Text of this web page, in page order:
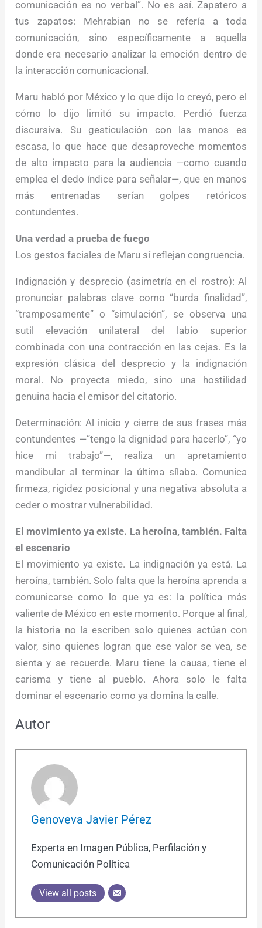
comunicación es no verbal”. No es así. Zapatero a
tus zapatos: Mehrabian no se refería a toda
comunicación, sino específicamente a aquella
donde era necesario analizar la emoción dentro de
la interacción comunicacional.
Maru habló por México y lo que dijo lo creyó, pero el
cómo lo dijo limitó su impacto. Perdió fuerza
discursiva. Su gesticulación con las manos es
escasa, lo que hace que desaproveche momentos
de alto impacto para la audiencia —como cuando
emplea el dedo índice para señalar—, que en manos
más entrenadas serían golpes retóricos
contundentes.
Una verdad a prueba de fuego
Los gestos faciales de Maru sí reflejan congruencia.
Indignación y desprecio (asimetría en el rostro): Al
pronunciar palabras clave como “burda finalidad”,
“tramposamente” o “simulación”, se observa una
sutil elevación unilateral del labio superior
combinada con una contracción en las cejas. Es la
expresión clásica del desprecio y la indignación
moral. No proyecta miedo, sino una hostilidad
genuina hacia el emisor del citatorio.
Determinación: Al inicio y cierre de sus frases más
contundentes —”tengo la dignidad para hacerlo”, “yo
hice mi trabajo”—, realiza un apretamiento
mandibular al terminar la última sílaba. Comunica
firmeza, rigidez posicional y una negativa absoluta a
ceder o mostrar vulnerabilidad.
El movimiento ya existe. La heroína, también. Falta
el escenario
El movimiento ya existe. La indignación ya está. La
heroína, también. Solo falta que la heroína aprenda a
comunicarse como lo que ya es: la política más
valiente de México en este momento. Porque al final,
la historia no la escriben solo quienes actúan con
valor, sino quienes logran que ese valor se vea, se
sienta y se recuerde. Maru tiene la causa, tiene el
carisma y tiene al pueblo. Ahora solo le falta
dominar el escenario como ya domina la calle.
Autor
Genoveva Javier Pérez
Experta en Imagen Pública, Perfilación y
Comunicación Política
View all posts